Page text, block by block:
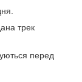
трек
перед